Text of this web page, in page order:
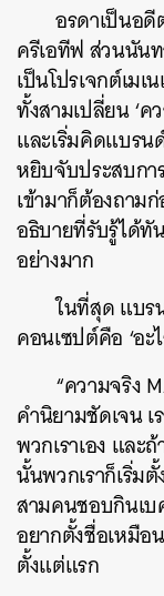
อรดาเป็นอ
ครีเอทีฟ ส่วนนัน
เป็นโปรเจกต์เม
ทั้งสามเปลี่ยน ‘ค
และเริ่มคิดแบรน
หยิบจับประสบก
เข้ามาก็ต้องถาม
อธิบายที่รับรู้ได้ทั
อย่างมาก
ในที่สุด แบร
คอนเซปต์คือ ‘อะ
“ความจริง
คำนิยามชัดเจน
พวกเราเอง และ
นั้นพวกเราก็เริ่ม
สามคนชอบกินเบ
อยากตั้งชื่อเหมือ
ตั้งแต่แรก